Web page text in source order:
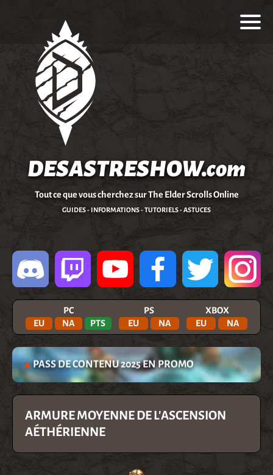
DESASTRESHOW.com
Tout ce que vous cherchez sur The Elder Scrolls Online
GUIDES - INFORMATIONS - TUTORIELS - ASTUCES
PC
EU
NA PTS
PS
EU
NA
XBOX
EU
NA
PASS DE CONTENU 2025 EN PROMO
ARMURE MOYENNE DE L'ASCENSION
AÉTHÉRIENNE